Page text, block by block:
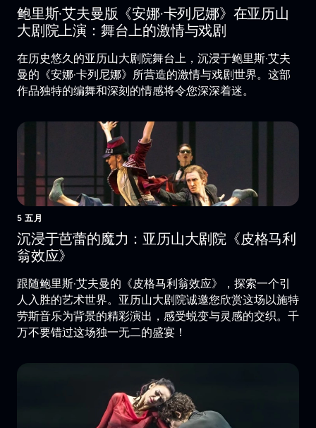
鲍里斯·艾夫曼版《安娜·卡列尼娜》在亚历山
大剧院上演：舞台上的激情与戏剧
在历史悠久的亚历山大剧院舞台上，沉浸于鲍里斯·艾夫
曼的《安娜·卡列尼娜》所营造的激情与戏剧世界。这部
作品独特的编舞和深刻的情感将令您深深着迷。
5 五月
沉浸于芭蕾的魔力：亚历山大剧院《皮格马利
翁效应》
跟随鲍里斯·艾夫曼的《皮格马利翁效应》，探索一个引
人入胜的艺术世界。亚历山大剧院诚邀您欣赏这场以施特
劳斯音乐为背景的精彩演出，感受蜕变与灵感的交织。千
万不要错过这场独一无二的盛宴！